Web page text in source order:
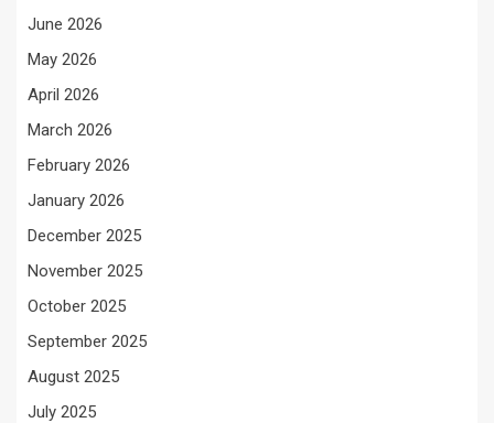
June 2026
May 2026
April 2026
March 2026
February 2026
January 2026
December 2025
November 2025
October 2025
September 2025
August 2025
July 2025